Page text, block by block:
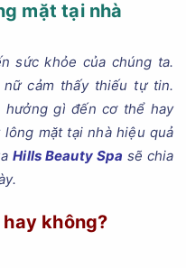
mặt tại nhà
sức khỏe của chúng ta.
cảm thấy thiếu tự tin.
hưởng gì đến cơ thể hay
mặt tại nhà hiệu quả
Hills Beauty Spa sẽ chia
không?